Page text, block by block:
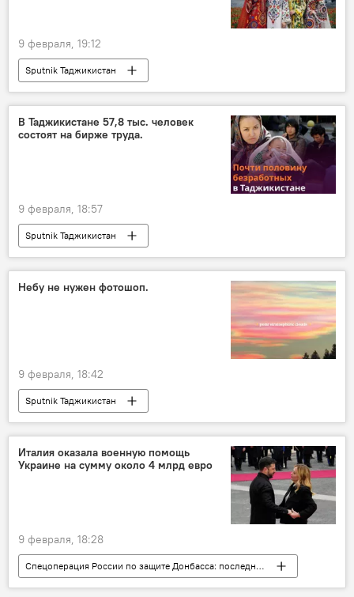
9 февраля, 19:12
Sputnik Таджикистан
В Таджикистане 57,8 тыс. человек
состоят на бирже труда.
9 февраля, 18:57
Sputnik Таджикистан
Небу не нужен фотошоп.
9 февраля, 18:42
Sputnik Таджикистан
Италия оказала военную помощь
Украине на сумму около 4 млрд евро
9 февраля, 18:28
Спецоперация России по защите Донбасса: последние новости
Украина
Италия